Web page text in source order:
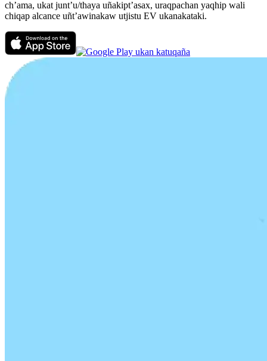
ch’ama, ukat junt’u/thaya uñakipt’asax, uraqpachan yaqhip wali
chiqap alcance uñt’awinakaw utjistu EV ukanakataki.